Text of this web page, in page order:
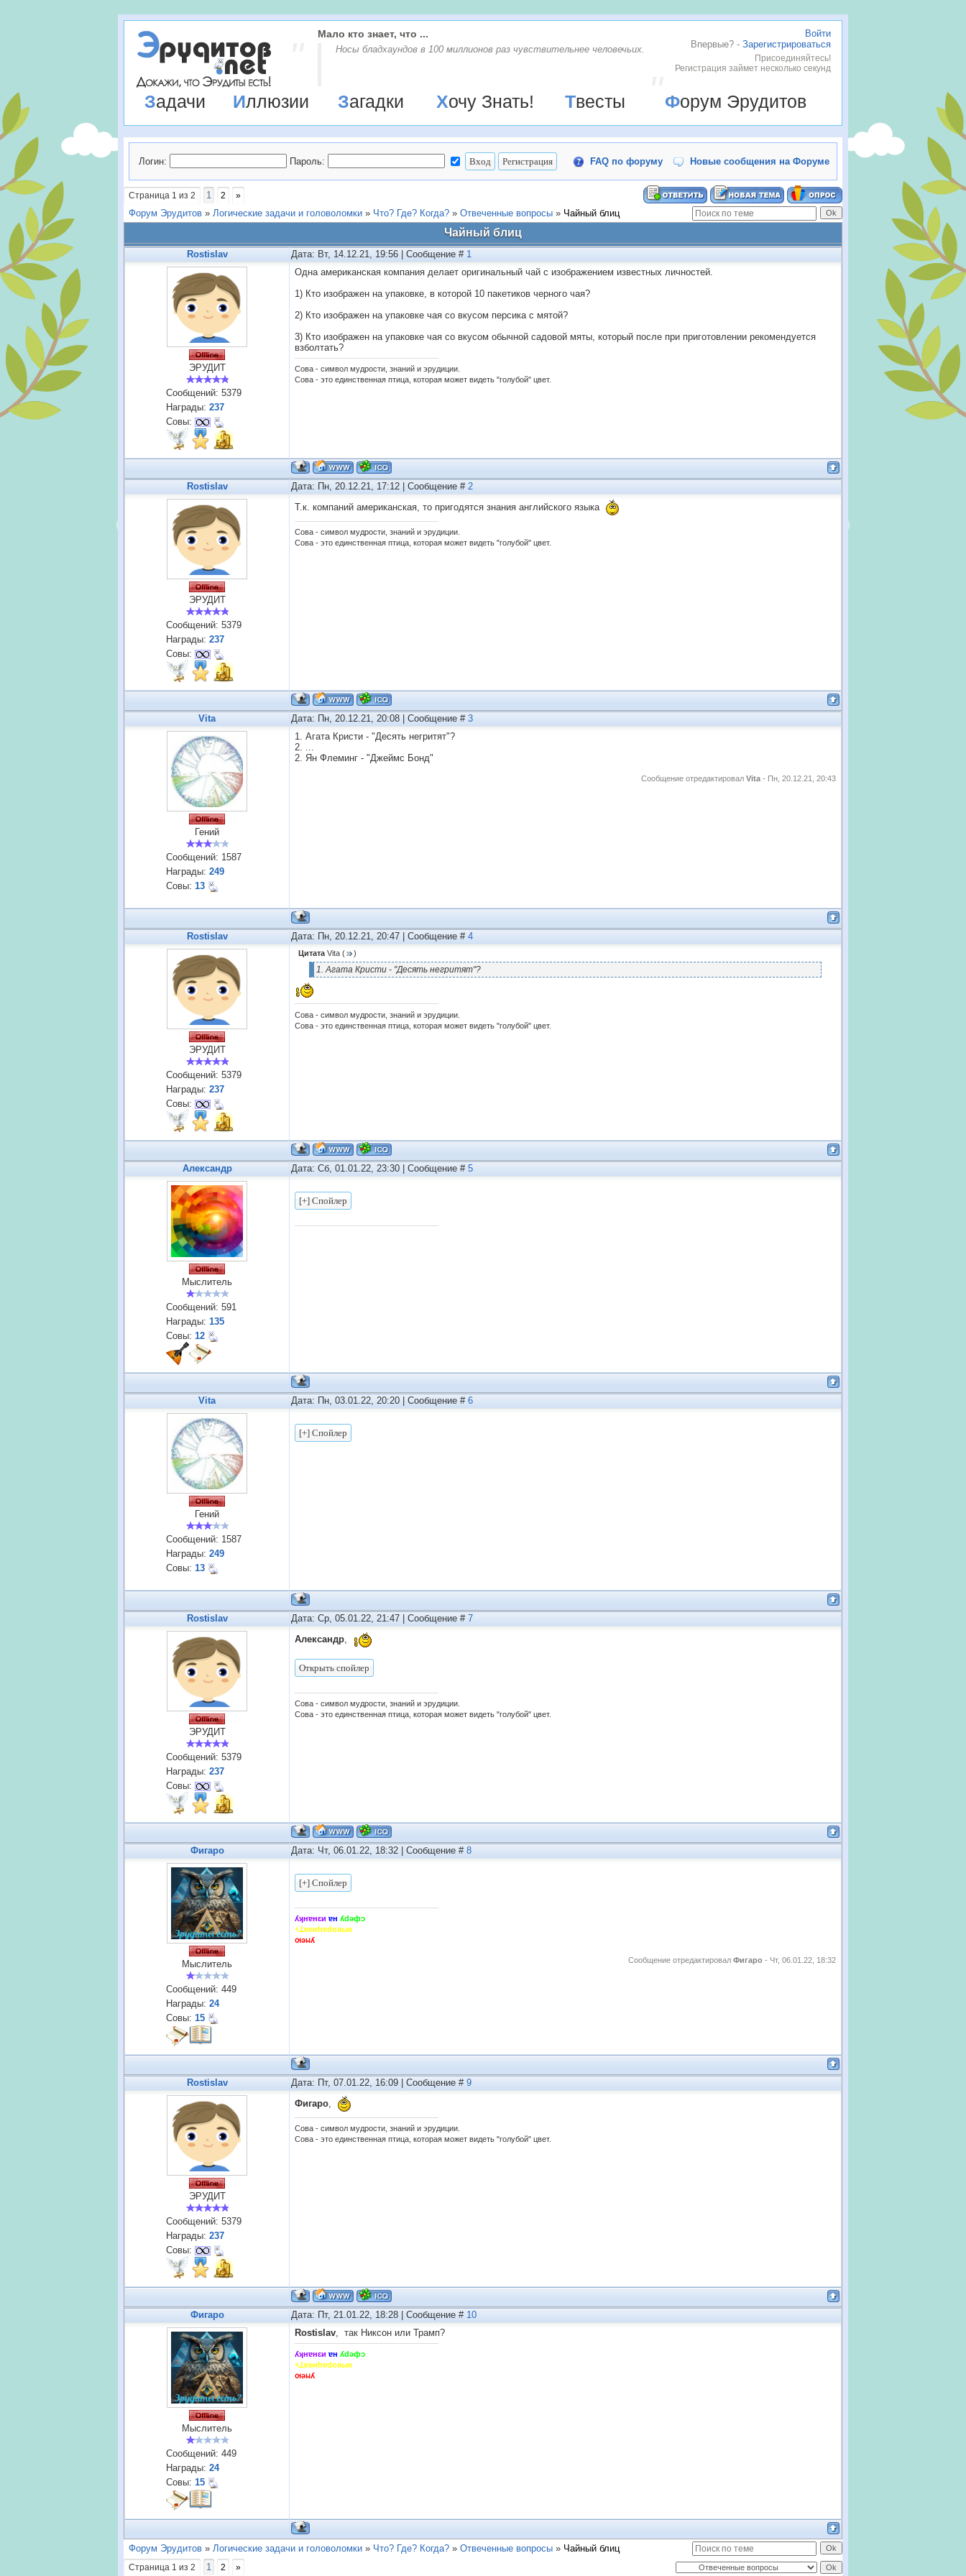
Войти
Впервые? - Зарегистрироваться
Присоединяйтесь!
Регистрация займет несколько секунд
Мало кто знает, что ...
Носы бладхаундов в 100 миллионов раз чувствительнее человечьих.
Задачи Иллюзии Загадки Хочу Знать! Твесты Форум Эрудитов
Логин: Пароль: FAQ по форуму Новые сообщения на Форуме
Страница 1 из 2 1 2 »
Форум Эрудитов » Логические задачи и головоломки » Что? Где? Когда? » Отвеченные вопросы » Чайный блиц
Чайный блиц
Rostislav Дата: Вт, 14.12.21, 19:56 | Сообщение # 1
ЭРУДИТ
Сообщений: 5379
Награды: 237
Совы:
Одна американская компания делает оригинальный чай с изображением известных личностей.
1) Кто изображен на упаковке, в которой 10 пакетиков черного чая?
2) Кто изображен на упаковке чая со вкусом персика с мятой?
3) Кто изображен на упаковке чая со вкусом обычной садовой мяты, который после при приготовлении рекомендуется
взболтать?
Сова - символ мудрости, знаний и эрудиции.
Сова - это единственная птица, которая может видеть "голубой" цвет.
Rostislav Дата: Пн, 20.12.21, 17:12 | Сообщение # 2
ЭРУДИТ
Сообщений: 5379
Награды: 237
Совы:
Т.к. компаний американская, то пригодятся знания английского языка
Сова - символ мудрости, знаний и эрудиции.
Сова - это единственная птица, которая может видеть "голубой" цвет.
Vita Дата: Пн, 20.12.21, 20:08 | Сообщение # 3
Гений
Сообщений: 1587
Награды: 249
Совы: 13
1. Агата Кристи - "Десять негритят"?
2. ...
2. Ян Флеминг - "Джеймс Бонд"
Сообщение отредактировал Vita - Пн, 20.12.21, 20:43
Rostislav Дата: Пн, 20.12.21, 20:47 | Сообщение # 4
ЭРУДИТ
Сообщений: 5379
Награды: 237
Совы:
Цитата Vita ( )
1. Агата Кристи - "Десять негритят"?
Сова - символ мудрости, знаний и эрудиции.
Сова - это единственная птица, которая может видеть "голубой" цвет.
Александр Дата: Сб, 01.01.22, 23:30 | Сообщение # 5
Мыслитель
Сообщений: 591
Награды: 135
Совы: 12
Vita Дата: Пн, 03.01.22, 20:20 | Сообщение # 6
Гений
Сообщений: 1587
Награды: 249
Совы: 13
Rostislav Дата: Ср, 05.01.22, 21:47 | Сообщение # 7
ЭРУДИТ
Сообщений: 5379
Награды: 237
Совы:
Александр
Сова - символ мудрости, знаний и эрудиции.
Сова - это единственная птица, которая может видеть "голубой" цвет.
Фигаро Дата: Чт, 06.01.22, 18:32 | Сообщение # 8
Мыслитель
Сообщений: 449
Награды: 24
Совы: 15
ʎʞнɐнԑи ɐн ʎdǝфɔ
৭ꓕɐʚиhɐdoʚыʚ
ꙕǝᥕʎ
Сообщение отредактировал Фигаро - Чт, 06.01.22, 18:32
Rostislav Дата: Пт, 07.01.22, 16:09 | Сообщение # 9
ЭРУДИТ
Сообщений: 5379
Награды: 237
Совы:
Фигаро
Сова - символ мудрости, знаний и эрудиции.
Сова - это единственная птица, которая может видеть "голубой" цвет.
Фигаро Дата: Пт, 21.01.22, 18:28 | Сообщение # 10
Мыслитель
Сообщений: 449
Награды: 24
Совы: 15
Rostislav, так Никсон или Трамп?
ʎʞнɐнԑи ɐн ʎdǝфɔ
৭ꓕɐʚиhɐdoʚыʚ
ꙕǝᥕʎ
Форум Эрудитов » Логические задачи и головоломки » Что? Где? Когда? » Отвеченные вопросы » Чайный блиц
Страница 1 из 2 1 2 »